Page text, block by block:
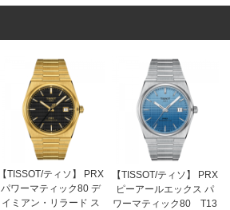
【TISSOT/ティソ】 PRX
パワーマティック80 デ
イミアン・リラード ス
【TISSOT/ティソ】 PRX
ピーアールエックス パ
ワーマティック80 T13